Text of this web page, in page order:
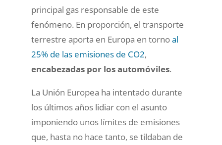
principal gas responsable de este
fenómeno. En proporción, el transporte
terrestre aporta en Europa en tornoal
25% de las emisiones de CO2,
encabezadas por los automóviles.
La Unión Europea ha intentado durante
los últimos años lidiar con el asunto
imponiendo unos límites de emisiones
que, hasta no hace tanto, se tildaban de